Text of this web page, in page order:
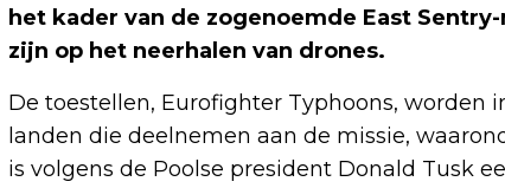
het kader van de zogenoemde East
zijn op het neerhalen van drones.
De toestellen, Eurofighter Typhoons,
landen die deelnemen aan de missie,
is volgens de Poolse president Donald Tusk